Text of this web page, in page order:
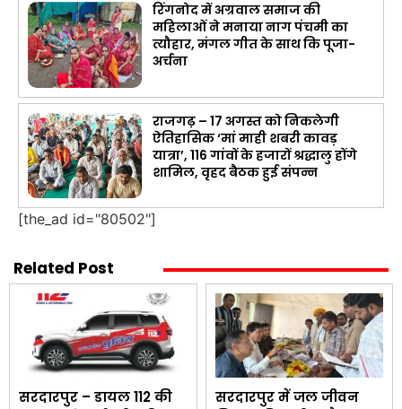
रिंगनोद में अग्रवाल समाज की
महिलाओं ने मनाया नाग पंचमी का
त्यौहार, मंगल गीत के साथ कि पूजा-
अर्चना
राजगढ़ – 17 अगस्त को निकलेगी
ऐतिहासिक ‘मां माही शबरी कावड़
यात्रा’, 116 गांवों के हजारों श्रद्धालु होंगे
शामिल, वृहद बैठक हुई संपन्न
[the_ad id="80502"]
Related Post
सरदारपुर – डायल 112 की
सरदारपुर में जल जीवन